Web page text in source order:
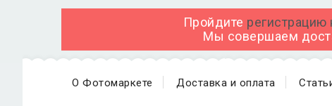
Пройдите регистрацию
Мы совершаем
О Фотомаркете Доставка и оплата